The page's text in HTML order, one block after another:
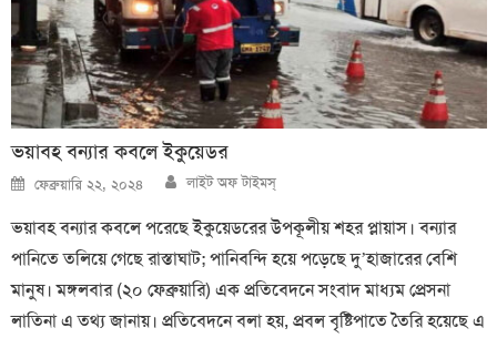
ভয়াবহ বন্যার কবলে ইকুয়েডর
Posted
on
ফেব্রুয়ারি ২২, ২০২৪ Author
লাইট অফ টাইমস্
ভয়াবহ বন্যার কবলে পরেছে ইকুয়েডরের উপকূলীয় শহর প্লায়াস। বন্যার
পানিতে তলিয়ে গেছে রাস্তাঘাট; পানিবন্দি হয়ে পড়েছে দু’হাজারের বেশি
মানুষ। মঙ্গলবার (২০ ফেব্রুয়ারি) এক প্রতিবেদনে সংবাদ মাধ্যম প্রেসনা
লাতিনা এ তথ্য জানায়। প্রতিবেদনে বলা হয়, প্রবল বৃষ্টিপাতে তৈরি হয়েছে এ